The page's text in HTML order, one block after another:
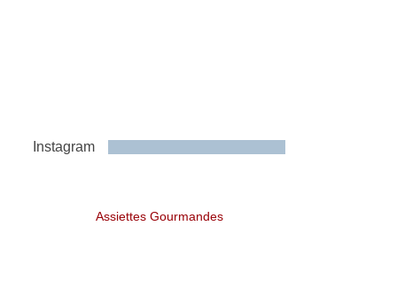
Instagram
Assiettes Gourmandes